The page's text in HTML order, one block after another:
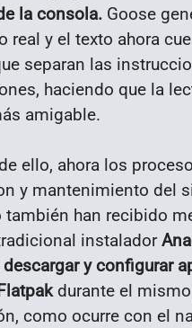
la consola. Goose
real y el texto ahora
separan las
haciendo que la
amigable.
ello, ahora los
y mantenimiento del
también han recibido
instalador
y configurar
durante el
como ocurre con el